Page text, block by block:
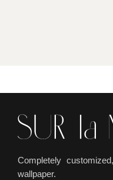
Completely
wallpaper.